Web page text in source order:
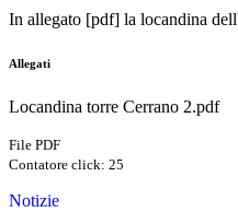
In allegato [pdf] la locandina
Allegati
Locandina torre Cerrano 2.pdf
File PDF
Contatore click: 25
Notizie